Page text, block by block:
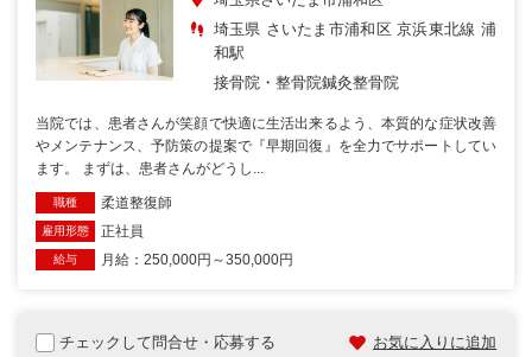
埼玉県 さいたま市浦和区 京浜東北線 浦
和駅
接骨院・整骨院鍼灸整骨院
当院では、患者さんが笑顔で快適に生活出来るよう、本質的な症状改善
やメンテナンス、予防策の提案で『早期回復』を全力でサポートしてい
ます。 まずは、患者さんがどうし...
職種 柔道整復師
雇用形態 正社員
給与 月給：250,000円～350,000円
チェックして問合せ・応募する お気に入りに追加